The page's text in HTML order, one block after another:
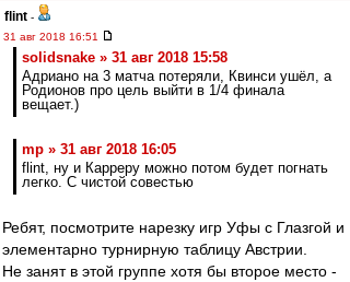
flint -
31 авг 2018 16:51
solidsnake » 31 авг 2018 15:58
Адриано на 3 матча потеряли, Квинси ушёл, а
Родионов про цель выйти в 1/4 финала
вещает.)
mp » 31 авг 2018 16:05
flint, ну и Карреру можно потом будет погнать
легко. С чистой совестью
Ребят, посмотрите нарезку игр Уфы с Глазгой и
элементарно турнирную таблицу Австрии.
Не занят в этой группе хотя бы второе место -